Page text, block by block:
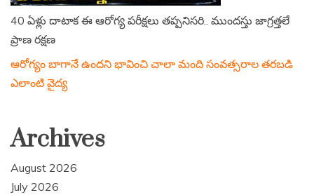
40 ఏళ్లు దాటాక ఈ ఆరోగ్య పరీక్షలు తప్పనిసరి.. ముందస్తు జాగ్రత్తలే
ప్రాణ రక్షణ
ఆరోగ్యం బాగానే ఉందని భావించి చాలా మంది సంవత్సరాల తరబడి
ఎలాంటి వైద్య
Archives
August 2026
July 2026